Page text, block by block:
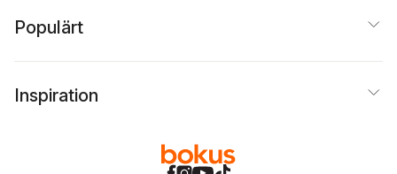
Populärt
Inspiration